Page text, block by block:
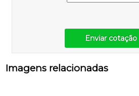
Enviar cotação
Imagens relacionadas